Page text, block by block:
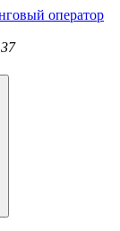
оператор